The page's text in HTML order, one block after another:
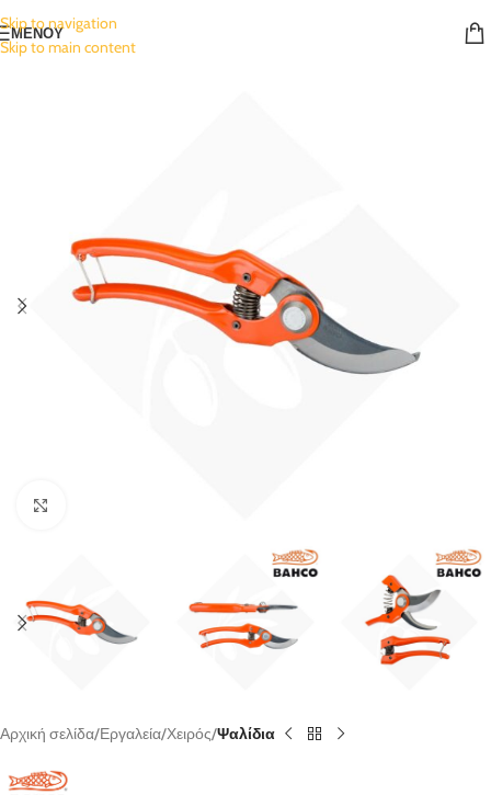
Skip to navigation
Skip to main content
ΜΕΝΟΥ
Αρχική σελίδα Εργαλεία Χειρός Ψαλίδια